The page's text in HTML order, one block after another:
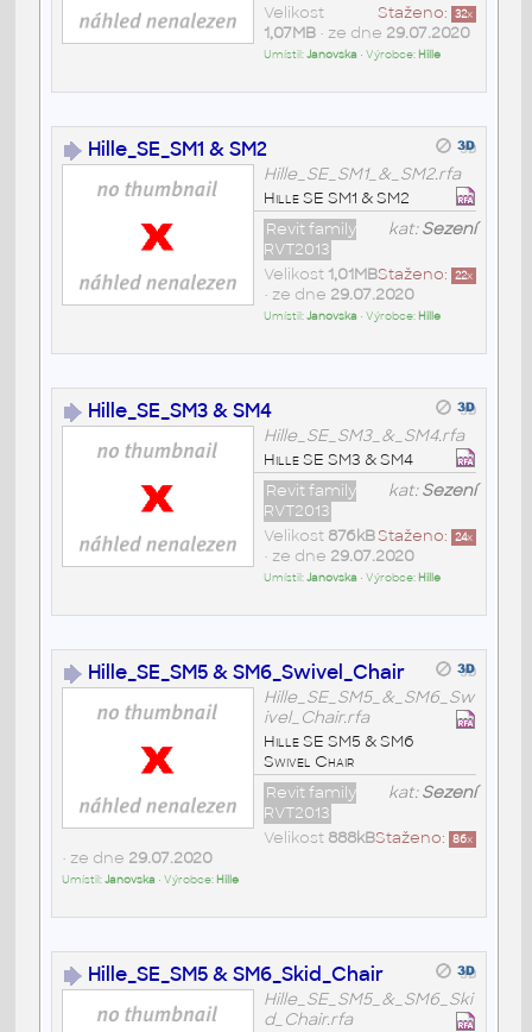
Staženo: 32x
Velikost
1,07MB• ze dne 29.07.2020
Umístil:Janovska • Výrobce: Hille
Hille_SE_SM1 & SM2
Hille_SE_SM1_&_SM2.rfa
Hille SE SM1 & SM2
kat:Sezení
Revit family
RVT2013
Staženo: 22x
Velikost 1,01MB
• ze dne 29.07.2020
Umístil:Janovska • Výrobce: Hille
Hille_SE_SM3 & SM4
Hille_SE_SM3_&_SM4.rfa
Hille SE SM3 & SM4
kat:Sezení
Revit family
RVT2013
Staženo: 24x
Velikost 876kB
• ze dne 29.07.2020
Umístil:Janovska • Výrobce: Hille
Hille_SE_SM5 & SM6_Swivel_Chair
Hille_SE_SM5_&_SM6_Sw
ivel_Chair.rfa
Hille SE SM5 & SM6
Swivel Chair
kat:Sezení
Revit family
RVT2013
Staženo: 86x
Velikost 888kB
• ze dne 29.07.2020
Umístil:Janovska • Výrobce: Hille
Hille_SE_SM5 & SM6_Skid_Chair
Hille_SE_SM5_&_SM6_Ski
d_Chair.rfa